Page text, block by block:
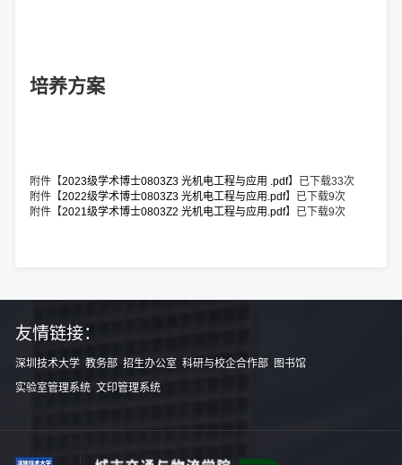
培养方案
附件【2023级学术博士0803Z3 光机电工程与应用 .pdf】已下载33次
附件【2022级学术博士0803Z3 光机电工程与应用.pdf】已下载9次
附件【2021级学术博士0803Z2 光机电工程与应用.pdf】已下载9次
友情链接：
深圳技术大学 教务部 招生办公室 科研与校企合作部 图书馆
实验室管理系统 文印管理系统